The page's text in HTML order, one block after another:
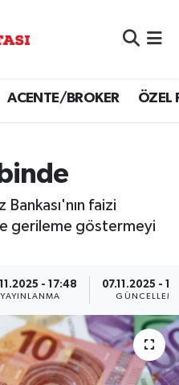
ACENTE/BROKER ÖZEL
faizi
gerileme göstermeyi
- 17:48
YAYINLANMA
07.11.2025 -
ve Fikstür